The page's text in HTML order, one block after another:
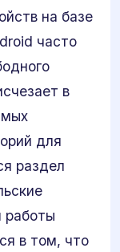
на базе
часто
в
для
раздел
работы
в том, что